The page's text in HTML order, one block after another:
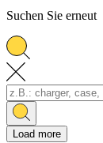
Suchen Sie erneut
Load more